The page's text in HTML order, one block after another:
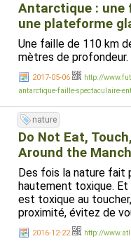
Antarctique : une
une plateforme
Une faille de 110 km
mètres de profondeur.
2017-05-06
http://
antarctique-faille-spectaculaire-
nature
Do Not Eat,
Around the
Des fois la nature fait
hautement toxique.
est toxique au
proximité, évitez de
2016-12-22
http://